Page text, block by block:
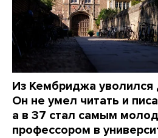
Из Кембриджа
Он не умел читать и
а в 37 стал самым
профессором в